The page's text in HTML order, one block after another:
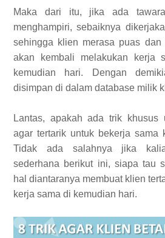
Maka dari itu, jika ada
menghampiri, sebaiknya
sehingga klien merasa puas dan
akan kembali melakukan kerja
kemudian hari.
Dengan
disimpan di dalam database milik
Lantas, apakah ada trik khusus
agar tertarik untuk bekerja sama
Tidak ada salahnya jika
sederhana berikut ini, siapa tau
hal diantaranya membuat klien
kerja sama di kemudian hari.